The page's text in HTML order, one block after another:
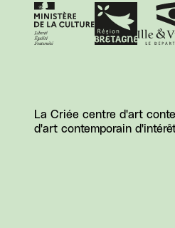
La Criée centre d'art
d'art contemporain